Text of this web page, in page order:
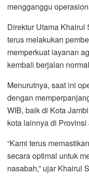
mengganggu
Direktur Utama
terus melakukan
memperkuat layanan
kembali berjalan
Menurutnya, saat ini
dengan
WIB, baik di Kota
kota lainnya di Provinsi
“Kami terus
secara optimal untuk
nasabah,” ujar Khairul